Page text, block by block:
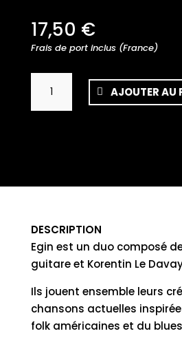
17,50 €
Frais de port inclus (France)
Egin
AJOUTER AU
DESCRIPTION
Egin est un duo composé
guitare et Korentin Le
Ils jouent ensemble leurs
chansons actuelles
folk américaines et du